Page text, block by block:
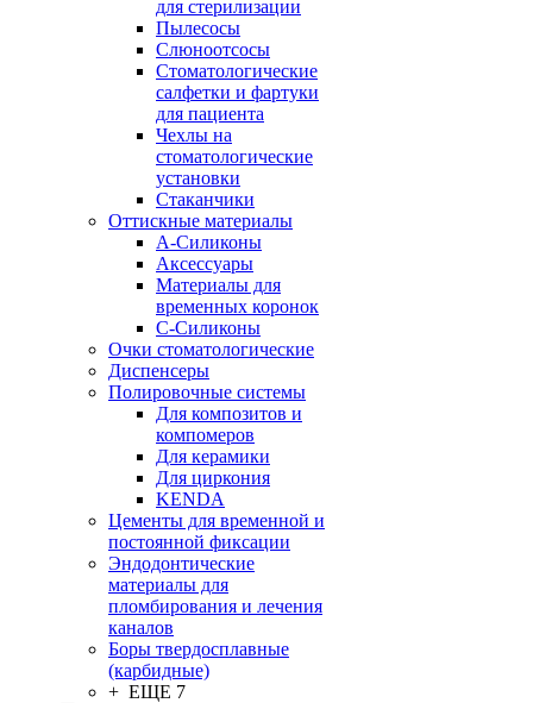
для стерилизации
Пылесосы
Слюноотсосы
Стоматологические
салфетки и фартуки
для пациента
Чехлы на
стоматологические
установки
Стаканчики
Оттискные материалы
А-Силиконы
Аксессуары
Материалы для
временных коронок
С-Силиконы
Очки стоматологические
Диспенсеры
Полировочные системы
Для композитов и
компомеров
Для керамики
Для циркония
KENDA
Цементы для временной и
постоянной фиксации
Эндодонтические
материалы для
пломбирования и лечения
каналов
Боры твердосплавные
(карбидные)
+ ЕЩЕ 7